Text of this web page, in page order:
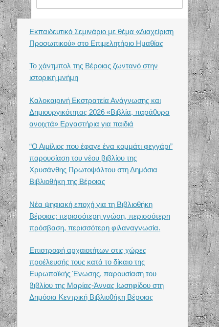
Εκπαιδευτικό Σεμινάριο με θέμα «Διαχείριση
Προσωπικού» στο Επιμελητήριο Ημαθίας
Το χάντμπολ της Βέροιας ζωντανό στην
ιστορική μνήμη
Καλοκαιρινή Εκστρατεία Ανάγνωσης και
Δημιουργικότητας 2026 «Βιβλία, παράθυρα
ανοιχτά» Εργαστήρια για παιδιά
“Ο Αιμίλιος που έφαγε ένα κομμάτι φεγγάρι”
παρουσίαση του νέου βιβλίου της
Χρυσάνθης Πρωτοψάλτου στη Δημόσια
Βιβλιοθήκη της Βέροιας
Νέα ψηφιακή εποχή για τη Βιβλιοθήκη
Βέροιας: περισσότερη γνώση, περισσότερη
πρόσβαση, περισσότερη φιλαναγνωσία.
Επιστροφή αρχαιοτήτων στις χώρες
προέλευσής τους κατά το δίκαιο της
Ευρωπαϊκής Ένωσης, παρουσίαση του
βιβλίου της Μαρίας-Άννας Ιωσηφίδου στη
Δημόσια Κεντρική Βιβλιοθήκη Βέροιας